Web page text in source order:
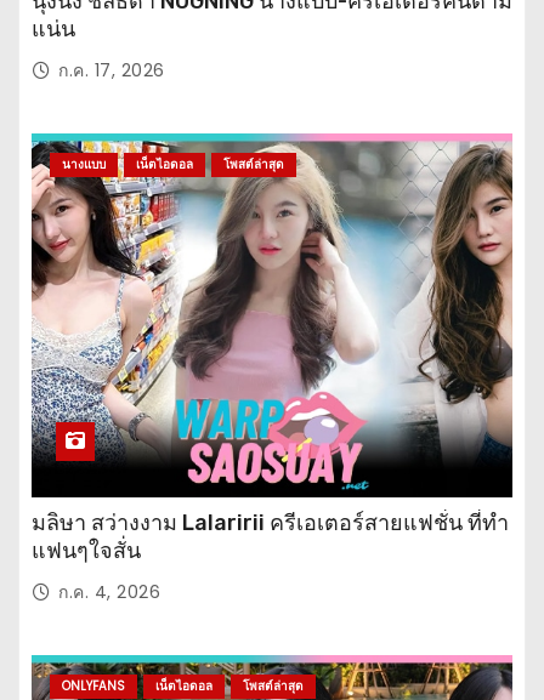
แน่น
ก.ค. 17, 2026
นางแบบ เน็ตไอดอล โพสต์ล่าสุด
มลิษา สว่างงาม Lalaririi ครีเอเตอร์สายแฟชั่น ที่ทำ
แฟนๆใจสั่น
ก.ค. 4, 2026
ONLYFANS เน็ตไอดอล โพสต์ล่าสุด